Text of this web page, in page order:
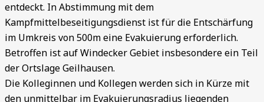
entdeckt. In Abstimmung mit dem
Kampfmittelbeseitigungsdienst ist für die Entschärfung
im Umkreis von 500m eine Evakuierung erforderlich.
Betroffen ist auf Windecker Gebiet insbesondere ein Teil
der Ortslage Geilhausen.
Die Kolleginnen und Kollegen werden sich in Kürze mit
den unmittelbar im Evakuierungsradius liegenden